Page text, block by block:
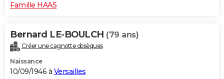
Famille HAAS
Bernard LE-BOULCH (79 ans)
Créer une cagnotte obsèques
Naissance
10/09/1946 à Versailles